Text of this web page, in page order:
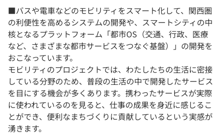
■バスや電車などのモビリティをスマート化して、関西圏
の利便性を高めるシステムの開発や、スマートシティの中
核となるプラットフォーム「都市OS（交通、行政、医療
など、さまざまな都市サービスをつなぐ基盤）」の開発を
おこなっています。
モビリティのプロジェクトでは、わたしたちの生活に密接
している分野のため、普段の生活の中で開発したサービス
を目にする機会が多くあります。携わったサービスが実際
に使われているのを見ると、仕事の成果を身近に感じるこ
とができ、便利なまちづくりに貢献しているという実感が
湧きます。